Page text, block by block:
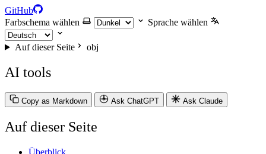
GitHub
Farbschema wählen
Sprache wählen
Auf dieser Seite obj
AI tools
Copy as Markdown Ask ChatGPT Ask Claude
Auf dieser Seite
Überblick